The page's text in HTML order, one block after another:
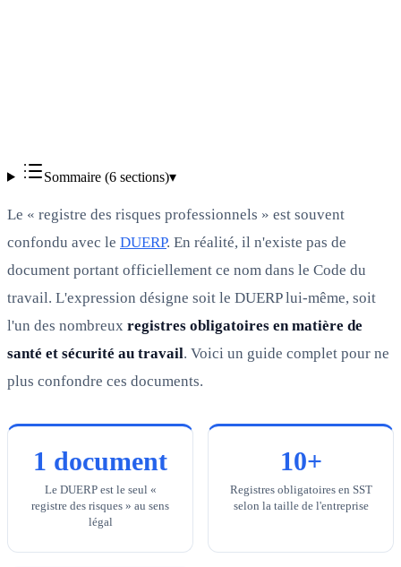
Sommaire (6sections)▾
Le « registre des risques professionnels » est souvent
confondu avec le DUERP. En réalité, il n'existe pas de
document portant officiellement ce nom dans le Code du
travail. L'expression désigne soit le DUERP lui-même, soit
l'un des nombreux registres obligatoires en matière de
santé et sécurité au travail. Voici un guide complet pour ne
plus confondre ces documents.
1 document
Le DUERP est le seul «
registre des risques » au sens
légal
10+
Registres obligatoires en SST
selon la taille de l'entreprise